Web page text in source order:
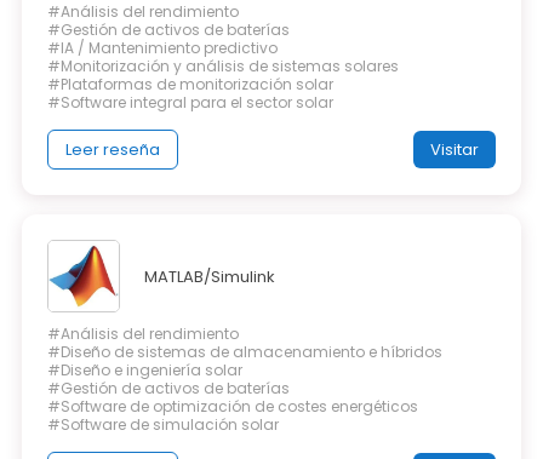
#Análisis del rendimiento
#Gestión de activos de baterías
#IA / Mantenimiento predictivo
#Monitorización y análisis de sistemas solares
#Plataformas de monitorización solar
#Software integral para el sector solar
Leer reseña Visitar
MATLAB/Simulink
#Análisis del rendimiento
#Diseño de sistemas de almacenamiento e híbridos
#Diseño e ingeniería solar
#Gestión de activos de baterías
#Software de optimización de costes energéticos
#Software de simulación solar